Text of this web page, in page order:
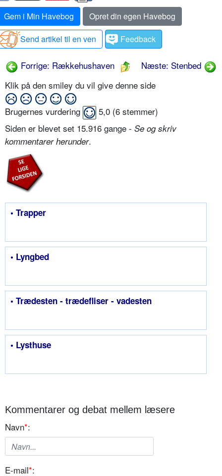
Gem i Min Havebog
Opret din egen Havebog
Send artikel til en ven
Feedback
Forrige: Rækkehushaven
Næste: Stenbed
Klik på den smiley du vil give denne side
Brugernes vurdering 5,0 (6 stemmer)
Siden er blevet set 15.916 gange - Se og skriv
kommentarer herunder.
• Trapper
• Lyngbed
• Trædesten - trædefliser - vadesten
• Lysthuse
Kommentarer og debat mellem læsere
Navn*:
E-mail*: